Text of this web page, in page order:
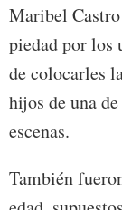
Maribel
piedad por los
de colocarles
hijos de una
escenas.
También